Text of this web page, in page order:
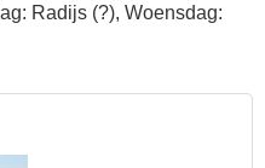
Radijs (?), Woensdag: